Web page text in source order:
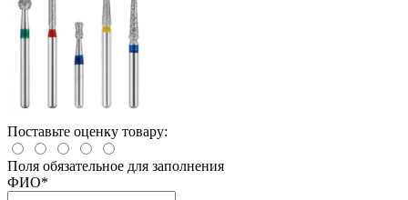
Поставьте оценку товару:
Поля обязательное для заполнения
ФИО*